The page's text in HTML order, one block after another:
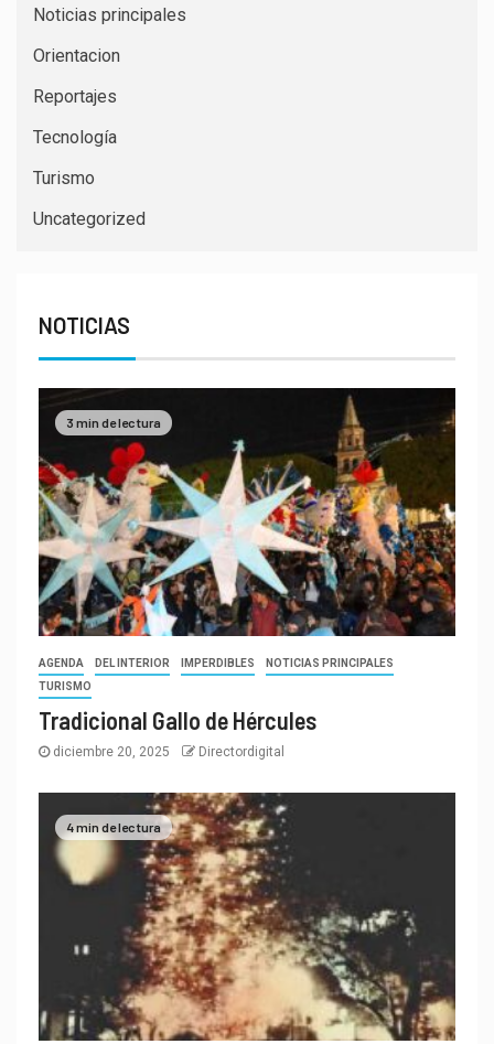
Noticias principales
Orientacion
Reportajes
Tecnología
Turismo
Uncategorized
NOTICIAS
3 min de lectura
AGENDA DEL INTERIOR IMPERDIBLES
NOTICIAS PRINCIPALES
TURISMO
Tradicional Gallo de Hércules
diciembre 20, 2025 Directordigital
4 min de lectura